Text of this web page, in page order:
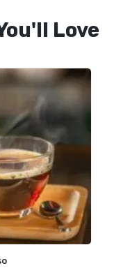
Love